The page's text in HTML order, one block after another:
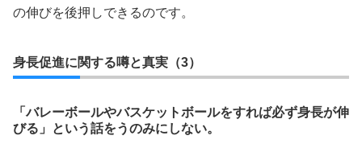
の伸びを後押しできるのです。
身長促進に関する噂と真実（3）
「バレーボールやバスケットボールをすれば必ず身長が伸
びる」という話をうのみにしない。